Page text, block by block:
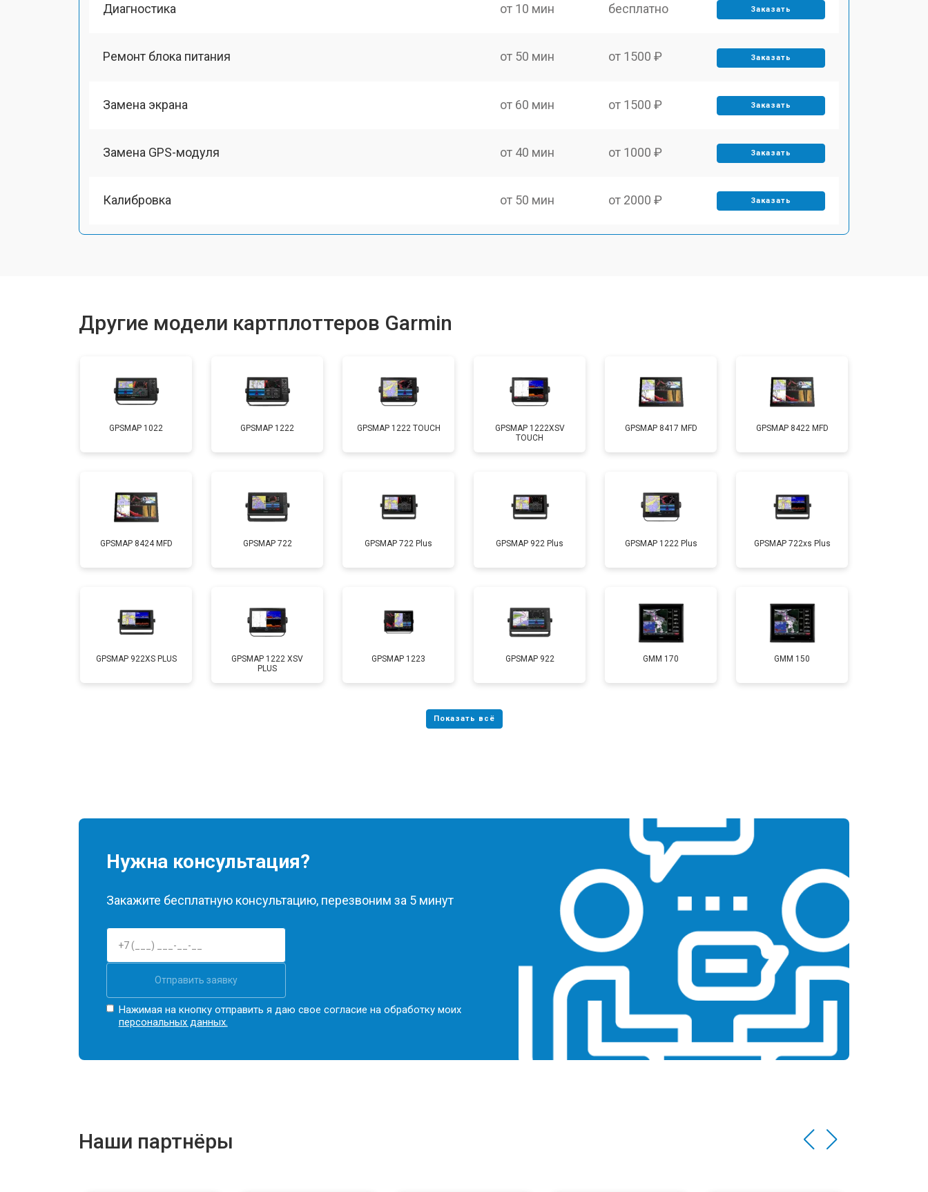
Диагностика от 10 мин бесплатно Заказать
Ремонт блока питания от 50 мин от 1500 ₽ Заказать
Замена экрана от 60 мин от 1500 ₽ Заказать
Замена GPS-модуля от 40 мин от 1000 ₽ Заказать
Калибровка от 50 мин от 2000 ₽ Заказать
Другие модели картплоттеров Garmin
GPSMAP 1022 GPSMAP 1222 GPSMAP 1222 TOUCH
GPSMAP 1222XSV
TOUCH
GPSMAP 8417 MFD GPSMAP 8422 MFD
GPSMAP 8424 MFD GPSMAP 722 GPSMAP 722 Plus GPSMAP 922 Plus GPSMAP 1222 Plus GPSMAP 722xs Plus
GPSMAP 922XS PLUS
GPSMAP 1222 XSV
PLUS
GPSMAP 1223 GPSMAP 922 GMM 170 GMM 150
Нужна консультация?
Закажите бесплатную консультацию, перезвоним за 5 минут
Отправить заявку
Нажимая на кнопку отправить я даю свое согласие на обработку моих
персональных данных.
Наши партнёры